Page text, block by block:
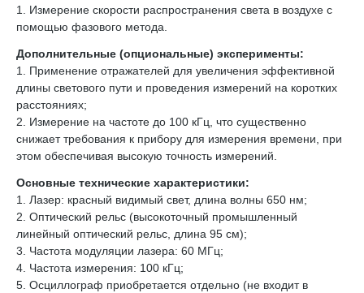
1. Измерение скорости распространения света в воздухе с
помощью фазового метода.
Дополнительные (опциональные) эксперименты:
1. Применение отражателей для увеличения эффективной
длины светового пути и проведения измерений на коротких
расстояниях;
2. Измерение на частоте до 100 кГц, что существенно
снижает требования к прибору для измерения времени, при
этом обеспечивая высокую точность измерений.
Основные технические характеристики:
1. Лазер: красный видимый свет, длина волны 650 нм;
2. Оптический рельс (высокоточный промышленный
линейный оптический рельс, длина 95 см);
3. Частота модуляции лазера: 60 МГц;
4. Частота измерения: 100 кГц;
5. Осциллограф приобретается отдельно (не входит в